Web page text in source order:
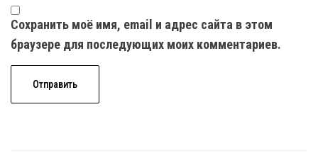
Сохранить моё имя, email и адрес сайта в этом
браузере для последующих моих комментариев.